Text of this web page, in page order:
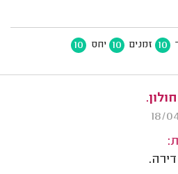
10 זמנים 10 יחס 10
דירה.